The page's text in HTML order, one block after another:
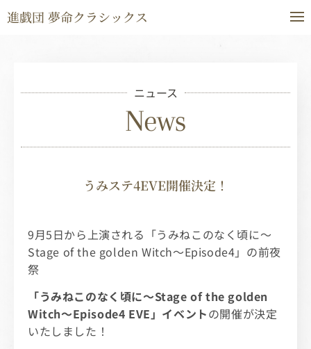
進戯団 夢命クラシックス
ニュース
News
うみステ4EVE開催決定！
9月5日から上演される「うみねこのなく頃に～
Stage of the golden Witch～Episode4」の前夜
祭
「うみねこのなく頃に～Stage of the golden
Witch～Episode4 EVE」イベントの開催が決定
いたしました！